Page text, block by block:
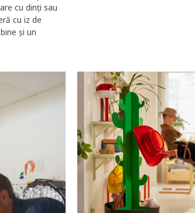
cu dinți sau
cu iz de
și un